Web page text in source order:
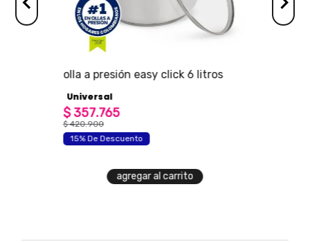
olla a presión easy click 6 litros
Universal
$357.765
$ 420.900
15% De Descuento
agregar al carrito